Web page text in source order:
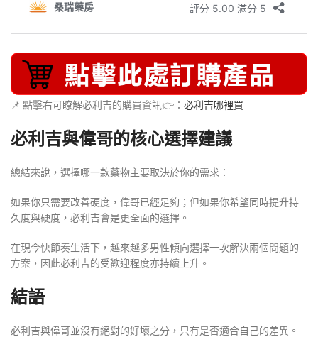
📌 點擊右可瞭解必利吉的購買資訊👉： 必利吉哪裡買
必利吉與偉哥的核心選擇建議
總結來說，選擇哪一款藥物主要取決於你的需求：
如果你只需要改善硬度，偉哥已經足夠；但如果你希望同時提升持
久度與硬度，必利吉會是更全面的選擇。
在現今快節奏生活下，越來越多男性傾向選擇一次解決兩個問題的
方案，因此必利吉的受歡迎程度亦持續上升。
結語
必利吉與偉哥並沒有絕對的好壞之分，只有是否適合自己的差異。